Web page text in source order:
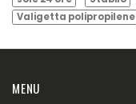
Valigetta polipropilene
MENU